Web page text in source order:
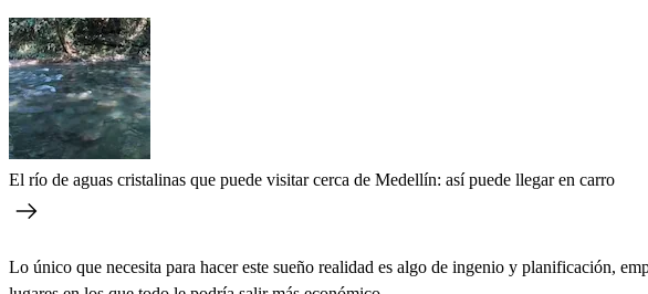
El río de aguas cristalinas que puede visitar cerca de Medellín: así puede llegar en carro
Lo único que necesita para hacer este sueño realidad es algo de ingenio y planificación,